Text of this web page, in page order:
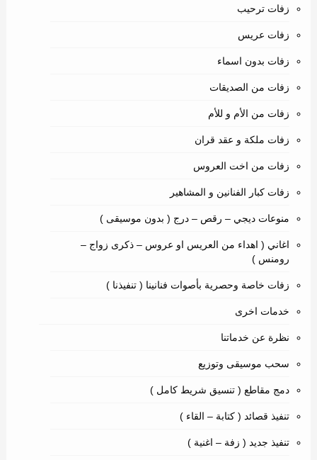
زفات ترحيب
زفات عريس
زفات بدون اسماء
زفات من الصديقات
زفات من الأم و للأم
زفات ملكة و عقد قران
زفات من اخت العروس
زفات كبار الفنانين و المشاهير
منوعات ديجي – رقص – درج ( بدون موسيقى )
اغاني ( اهداء من العريس او عروس – ذكرى زواج –
رومنس )
زفات خاصة وحصرية بأصوات فنانينا ( تنفيذنا )
خدمات اخرى
نظرة عن خدماتنا
سحب موسيقى وتوزيع
دمج مقاطع ( تنسيق شريط كامل )
تنفيذ قصائد ( كتابة – القاء )
تنفيذ جديد ( زفة – اغنية )